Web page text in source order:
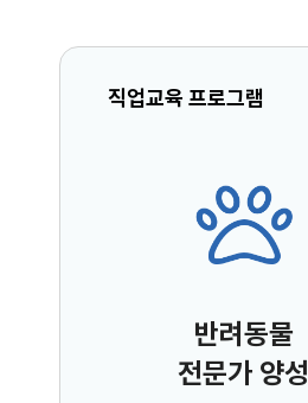
직업교육 프로그램
반려동물
전문가 양성